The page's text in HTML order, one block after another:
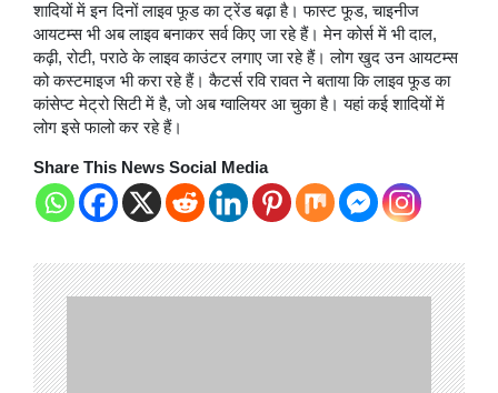
शादियों में इन दिनों लाइव फूड का ट्रेंड बढ़ा है। फास्ट फूड, चाइनीज
आयटम्स भी अब लाइव बनाकर सर्व किए जा रहे हैं। मेन कोर्स में भी दाल,
कढ़ी, रोटी, पराठे के लाइव काउंटर लगाए जा रहे हैं। लोग खुद उन आयटम्स
को कस्टमाइज भी करा रहे हैं। कैटर्स रवि रावत ने बताया कि लाइव फूड का
कांसेप्ट मेट्रो सिटी में है, जो अब ग्वालियर आ चुका है। यहां कई शादियों में
लोग इसे फालो कर रहे हैं।
Share This News Social Media